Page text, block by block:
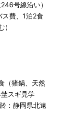
号線沿い）
ス費、1泊2食
（猪鍋、天然
スギ見学
：静岡県北遠